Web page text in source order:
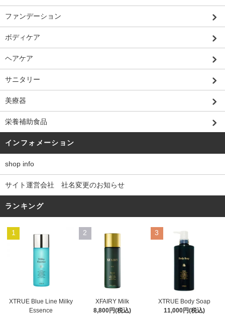
ファンデーション
ボディケア
ヘアケア
サニタリー
美療器
栄養補助食品
インフォメーション
shop info
サイト運営会社 社名変更のお知らせ
ランキング
1
XTRUE Blue Line Milky
Essence
2
XFAIRY Milk
8,800円(税込)
3
XTRUE Body Soap
11,000円(税込)